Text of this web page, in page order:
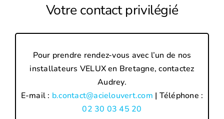
Votre contact privilégié
Pour prendre rendez-vous avec l’un de nos
installateurs VELUX en Bretagne, contactez
Audrey.
E-mail : b.contact@acielouvert.com | Téléphone :
02 30 03 45 20